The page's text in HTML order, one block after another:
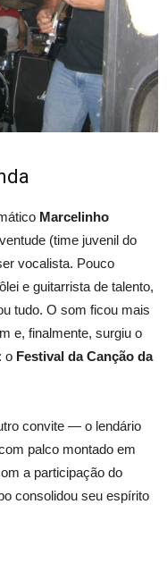
Marcelinho
(time juvenil do
vocalista. Pouco
e guitarrista de talento,
tudo. O som ficou mais
e, finalmente, surgiu o
o Festival da Canção da
convite — o lendário
palco montado em
a participação do
consolidou seu espírito